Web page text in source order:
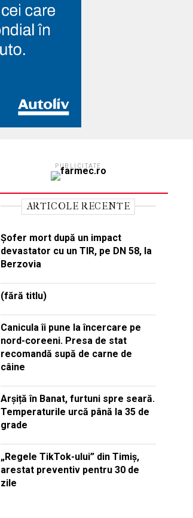
PUBLICITATE
ARTICOLE RECENTE
Șofer mort după un impact
devastator cu un TIR, pe DN 58, la
Berzovia
(fără titlu)
Canicula îi pune la încercare pe
nord-coreeni. Presa de stat
recomandă supă de carne de
câine
Arșiță în Banat, furtuni spre seară.
Temperaturile urcă până la 35 de
grade
„Regele TikTok-ului” din Timiș,
arestat preventiv pentru 30 de
zile